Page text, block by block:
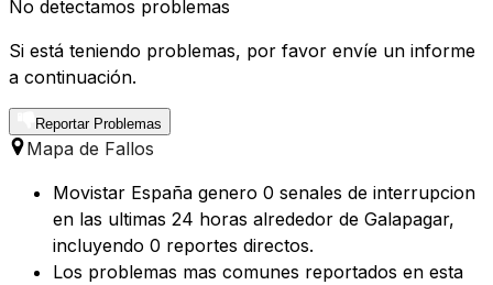
No detectamos problemas
Si está teniendo problemas, por favor envíe un informe
a continuación.
Reportar Problemas
Mapa de Fallos
Movistar España genero 0 senales de interrupcion
en las ultimas 24 horas alrededor de Galapagar,
incluyendo 0 reportes directos.
Los problemas mas comunes reportados en esta